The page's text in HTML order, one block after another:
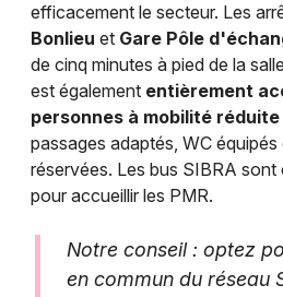
efficacement le secteur. Les
Bonlieu et Gare Pôle
de cinq minutes à pied de la
est également entièrement
personnes à mobilité réduite
passages adaptés, WC
réservées. Les bus SIBRA sont
pour accueillir les PMR.
Notre conseil : optez
en commun du réseau